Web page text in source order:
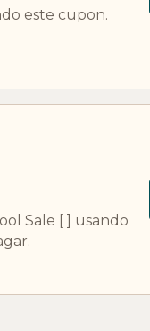
este cupon.
Sale [ ] usando